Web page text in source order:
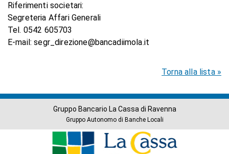
Riferimenti societari:
Segreteria Affari Generali
Tel. 0542 605703
E-mail: segr_direzione@bancadiimola.it
Torna alla lista »
Gruppo Bancario La Cassa di Ravenna
Gruppo Autonomo di Banche Locali